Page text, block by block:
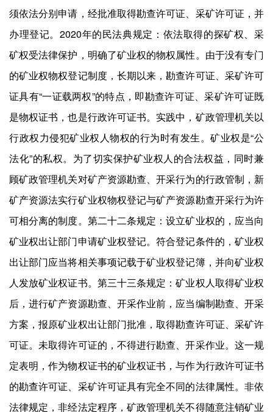
须依法分别申请，经批准取得勘查许可证、采矿许可证，并
办理登记。2020年的民法典规定：依法取得的探矿权、采
矿权受法律保护，明确了矿业权的物权属性。由于没有专门
的矿业权物权登记制度，长期以来，勘查许可证、采矿许可
证具有“一证载两权”的特点，即勘查许可证、采矿许可证既
是物权证书，也是行政许可证书。实践中，矿政管理机关以
行政权力侵犯矿业权人物权的行为时有发生。矿业权是“公
法化”的私权。为了切实保护矿业权人的合法权益，同时兼
顾矿政管理机关对矿产资源勘查、开采行为的行政管制，新
矿产资源法实行矿业权物权登记与矿产资源勘查开采行为许
可相分离的制度。第二十二条规定：设立矿业权的，应当向
矿业权出让部门申请矿业权登记。符合登记条件的，矿业权
出让部门应当将相关事项记载于矿业权登记簿，并向矿业权
人发放矿业权证书。第三十三条规定：矿业权人取得矿业权
后，进行矿产资源勘查、开采作业前，应当编制勘查、开采
方案，报原矿业权出让部门批准，取得勘查许可证、采矿许
可证。未取得许可证的，不得进行勘查、开采作业。这一规
定表明，作为物权证书的矿业权证书，与作为行政许可证书
的勘查许可证、采矿许可证具有完全不同的法律属性。非依
法律规定，非经法定程序，矿政管理机关不得随意注销矿业